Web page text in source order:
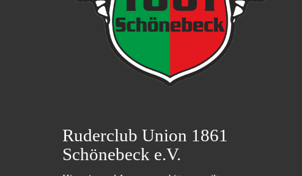
Ruderclub Union 1861
Schönebeck e.V.